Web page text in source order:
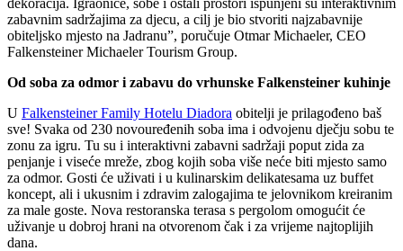
zabavnim sadržajima za djecu, a cilj je bio stvoriti najzabavnije
obiteljsko mjesto na Jadranu”, poručuje Otmar Michaeler, CEO
Falkensteiner Michaeler Tourism Group.
Od soba za odmor i zabavu do vrhunske Falkensteiner kuhinje
U Falkensteiner Family Hotelu Diadora obitelji je prilagođeno baš
sve! Svaka od 230 novouređenih soba ima i odvojenu dječju sobu te
zonu za igru. Tu su i interaktivni zabavni sadržaji poput zida za
penjanje i viseće mreže, zbog kojih soba više neće biti mjesto samo
za odmor. Gosti će uživati i u kulinarskim delikatesama uz buffet
koncept, ali i ukusnim i zdravim zalogajima te jelovnikom kreiranim
za male goste. Nova restoranska terasa s pergolom omogućit će
uživanje u dobroj hrani na otvorenom čak i za vrijeme najtoplijih
dana.